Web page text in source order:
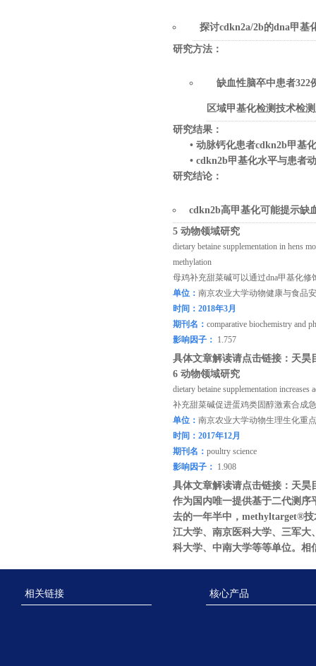
探讨cdkn2a/2b的dna甲基
研究方法：
缺血性脑卒中患者322
区域甲基化检测技术检
研究结果：
• 动脉钙化患者cdkn2b甲基
• cdkn2b甲基化水平与患者
研究结论：
cdkn2b高甲基化可能提示缺
5 动物领域研究
dietary betaine supplementation in hens
methylation
母鸡补充甜菜碱可以通过dna甲基化修
单位： 南京农业大学动物健康与食品
时间： 2018年3月
期刊名： comparative biochemistry
影响因子 ： 1.757
具体文章解读请点击链接： 天昊
6 动物领域研究
dietary betaine supplementation
补充甜菜碱促进蛋鸡类固醇激素合成
单位： 南京农业大学动物生理生化重
时间： 2017年12月
期刊名： poultry science
影响因子 ： 1.908
具体文章解读请点击链接： 天昊
作为国内唯一提供基于二代测
去的一年半中， methyltarget®技
江大学、南京医科大学、三军
科大学、中南大学等等单位。相
相关链接 核心产品